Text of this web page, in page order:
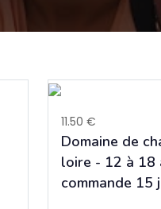
11.50 €
Domaine de
loire - 12 à 18
commande 15 j